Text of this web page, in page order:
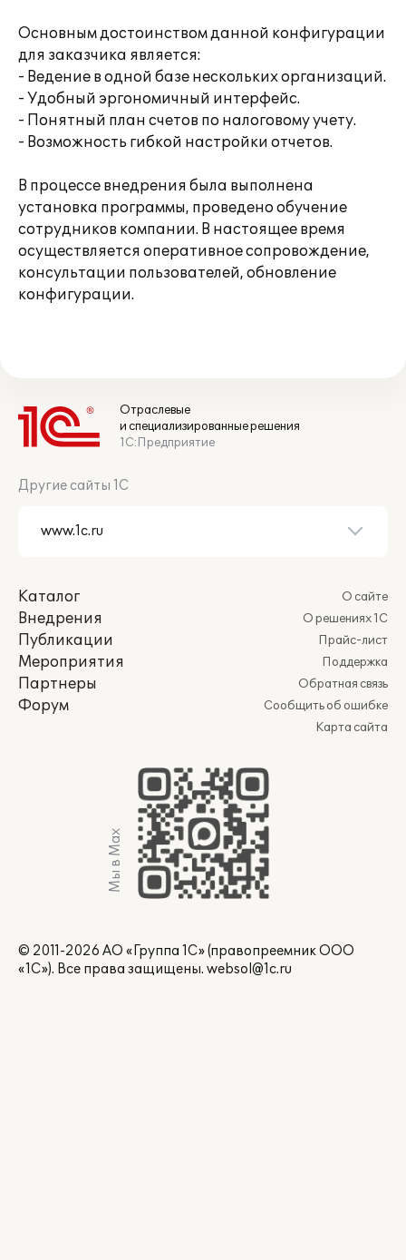
Основным достоинством данной конфигурации
для заказчика является:
- Ведение в одной базе нескольких организаций.
- Удобный эргономичный интерфейс.
- Понятный план счетов по налоговому учету.
- Возможность гибкой настройки отчетов.
В процессе внедрения была выполнена
установка программы, проведено обучение
сотрудников компании. В настоящее время
осуществляется оперативное сопровождение,
консультации пользователей, обновление
конфигурации.
Отраслевые
и специализированные решения
1С:Предприятие
Другие сайты 1С
Каталог
Внедрения
Публикации
Мероприятия
Партнеры
Форум
О сайте
О решениях 1С
Прайс-лист
Поддержка
Обратная связь
Сообщить об ошибке
Карта сайта
Мы в Max
© 2011-2026 АО «Группа 1С» (правопреемник ООО
«1С»). Все права защищены. websol@1c.ru